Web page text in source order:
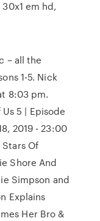
em hd,
– all the
1-5. Nick
8:03 pm.
5 | Episode
2019 - 23:00
Of
Shore And
Simpson and
Explains
Her Bro &